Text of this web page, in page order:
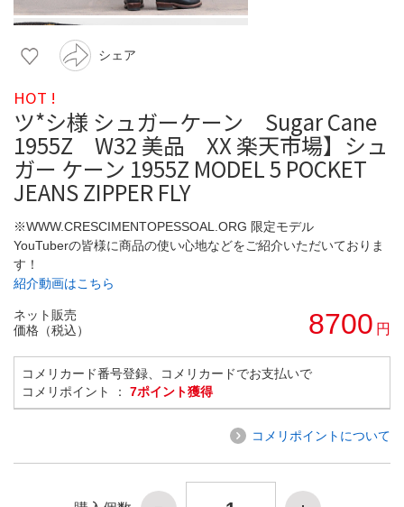
シェア
HOT !
ツ*シ様 シュガーケーン Sugar Cane
1955Z W32 美品 XX 楽天市場】シュ
ガー ケーン 1955Z MODEL 5 POCKET
JEANS ZIPPER FLY
※WWW.CRESCIMENTOPESSOAL.ORG 限定モデル
YouTuberの皆様に商品の使い心地などをご紹介いただいておりま
す！
紹介動画はこちら
ネット販売
価格（税込）
8700 円
コメリカード番号登録、コメリカードでお支払いで
コメリポイント ： 7ポイント獲得
コメリポイントについて